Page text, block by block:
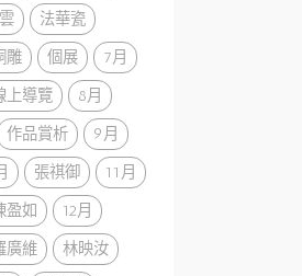
法華瓷
雕 個展
7月
上導覽
8月
作品賞析
9月
張祺御
11月
盈如
12月
廣維
林映汝